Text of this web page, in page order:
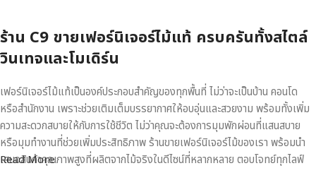
ร้าน C9 ขายเฟอร์นิเจอร์ไม้แท้ ครบครันทั้งสไตล์
วินเทจและโมเดิร์น
เฟอร์นิเจอร์ไม้แท้เป็นองค์ประกอบสำคัญของทุกพื้นที่ ไม่ว่าจะเป็นบ้าน คอนโด
หรือสำนักงาน เพราะช่วยเติมเต็มบรรยากาศให้อบอุ่นและสวยงาม พร้อมทั้งเพิ่ม
ความสะดวกสบายให้กับการใช้ชีวิต ไม่ว่าคุณจะต้องการมุมพักผ่อนที่แสนสบาย
หรือมุมทำงานที่ช่วยเพิ่มประสิทธิภาพ ร้านขายเฟอร์นิเจอร์ไม้ของเรา พร้อมนำ
เสนอสินค้าคุณภาพสูงที่ผลิตจากไม้จริงในดีไซน์ที่หลากหลาย ตอบโจทย์ทุกไลฟ์
Read More